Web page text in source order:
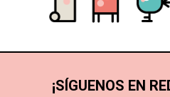
¡SÍGUENOS EN